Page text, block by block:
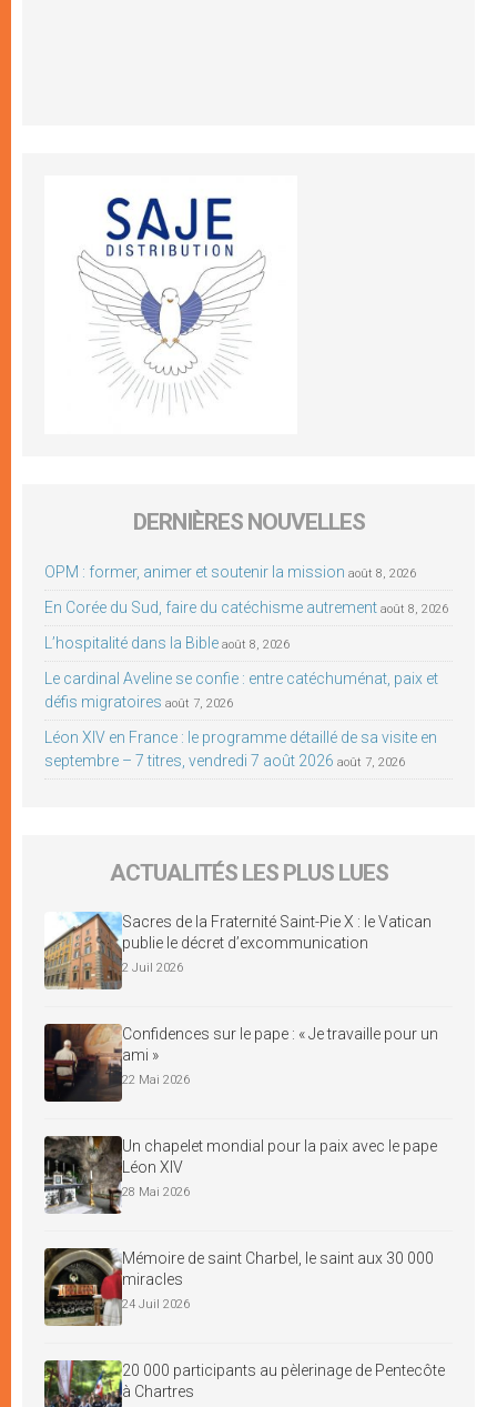
DERNIÈRES NOUVELLES
OPM : former, animer et soutenir la mission août 8, 2026
En Corée du Sud, faire du catéchisme autrement août 8, 2026
L’hospitalité dans la Bible août 8, 2026
Le cardinal Aveline se confie : entre catéchuménat, paix et
défis migratoires août 7, 2026
Léon XIV en France : le programme détaillé de sa visite en
septembre – 7 titres, vendredi 7 août 2026 août 7, 2026
ACTUALITÉS LES PLUS LUES
Sacres de la Fraternité Saint-Pie X : le Vatican
publie le décret d’excommunication
2 Juil 2026
Confidences sur le pape : « Je travaille pour un
ami »
22 Mai 2026
Un chapelet mondial pour la paix avec le pape
Léon XIV
28 Mai 2026
Mémoire de saint Charbel, le saint aux 30 000
miracles
24 Juil 2026
20 000 participants au pèlerinage de Pentecôte
à Chartres